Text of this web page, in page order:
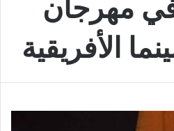
مهرجان
الأفريقية